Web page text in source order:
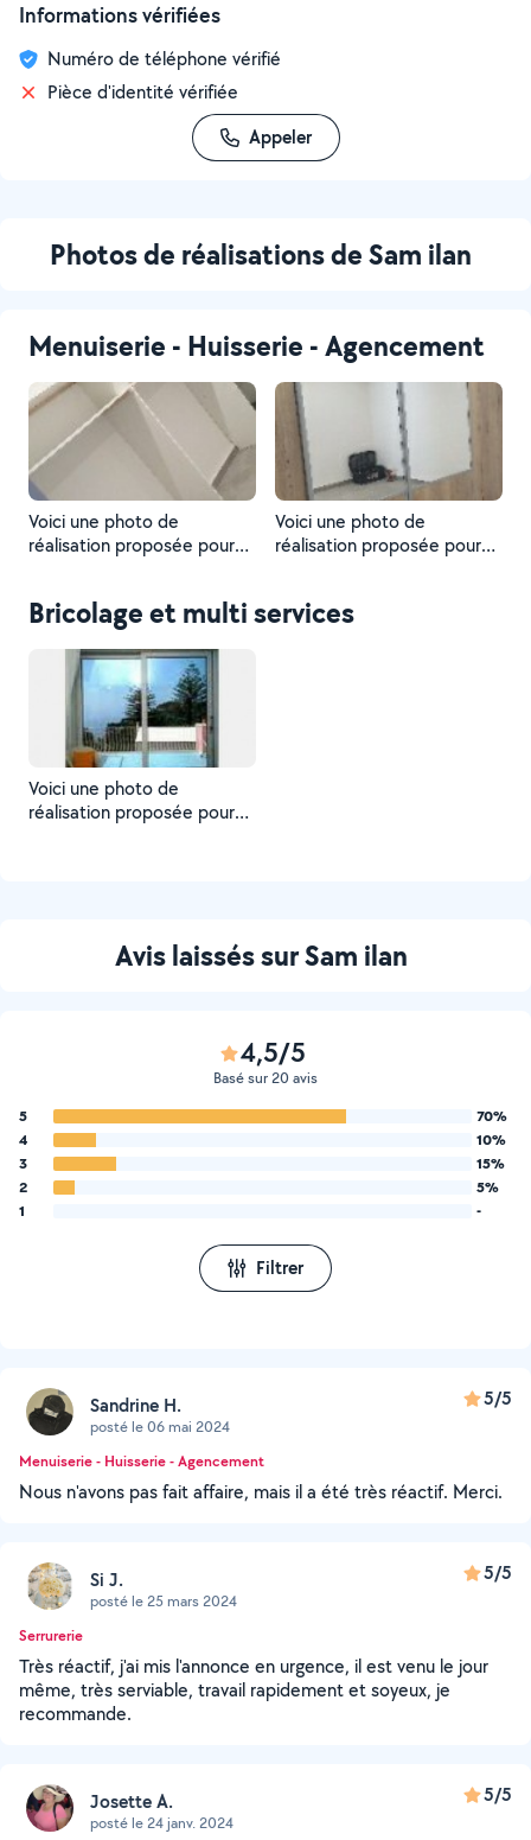
Informations vérifiées
Numéro de téléphone vérifié
Pièce d'identité vérifiée
Appeler
Photos de réalisations de Sam ilan
Menuiserie - Huisserie - Agencement
Voici une photo de
réalisation proposée pour
Voici une photo de
réalisation proposée pour
Bricolage et multi services
Voici une photo de
réalisation proposée pour
Avis laissés sur Sam ilan
4,5/5
Basé sur 20 avis
5
70%
4
10%
3
15%
2
5%
1
-
Filtrer
Sandrine H.
posté le 06 mai 2024
5/5
Menuiserie - Huisserie - Agencement
Nous n'avons pas fait affaire, mais il a été très réactif. Merci.
Si J.
posté le 25 mars 2024
5/5
Serrurerie
Très réactif, j'ai mis l'annonce en urgence, il est venu le jour
même, très serviable, travail rapidement et soyeux, je
recommande.
Josette A.
posté le 24 janv. 2024
5/5